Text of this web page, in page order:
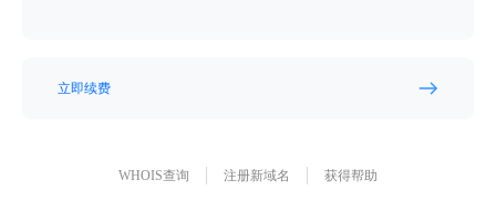
立即续费
WHOIS查询 注册新域名 获得帮助